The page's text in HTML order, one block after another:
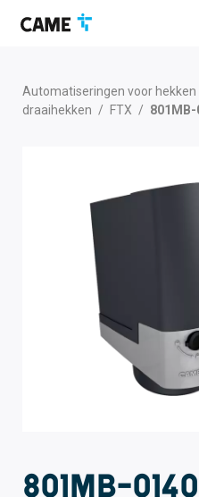
naar
naar
naar
Automatiseringen voor hekken
draaihekken / FTX / 801MB-
801MB-0140